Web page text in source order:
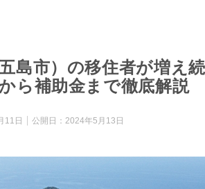
島市）の移住者が増え
ら補助金まで徹底解説
11日 公開日： 2024年5月13日